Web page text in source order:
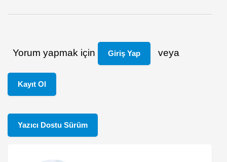
Yorum yapmak için Giriş Yap veya
Kayıt Ol
Yazıcı Dostu Sürüm